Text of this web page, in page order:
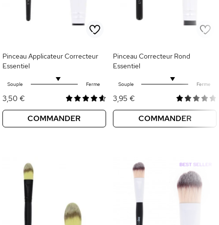
Pinceau Applicateur Correcteur
Essentiel
Souple Ferme
3,50 €
COMMANDER
Pinceau Correcteur Rond
Essentiel
Souple Ferme
3,95 €
COMMANDER